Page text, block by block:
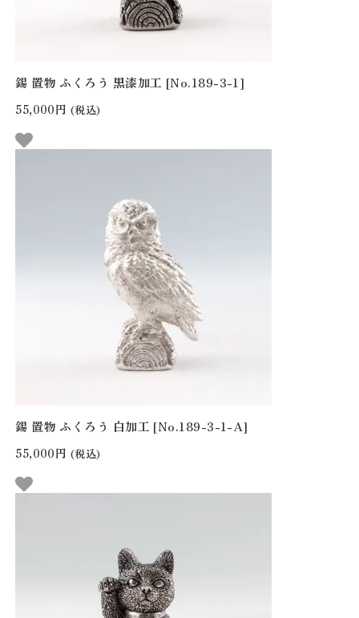
錫 置物 ふくろう 黒漆加工 [No.189-3-1]
55,000円 (税込)
錫 置物 ふくろう 白加工 [No.189-3-1-A]
55,000円 (税込)